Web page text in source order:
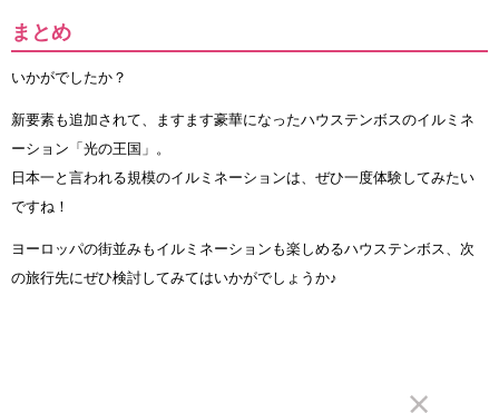
まとめ
いかがでしたか？
新要素も追加されて、ますます豪華になったハウステンボスのイルミネ
ーション「光の王国」。
日本一と言われる規模のイルミネーションは、ぜひ一度体験してみたい
ですね！
ヨーロッパの街並みもイルミネーションも楽しめるハウステンボス、次
の旅行先にぜひ検討してみてはいかがでしょうか♪